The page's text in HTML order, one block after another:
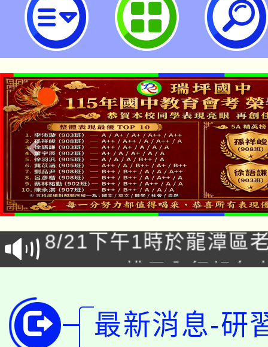
零碳規劃管理師初級能力鑑定考證
園市立瑞坪國民中學
「本色祭」8/29、30在
場熱烈登場!
8/21下午1時於龍潭區
徵才活動。
YOUNG桃局內行報名
開!
115年桃園市運動會8/
最新消息-研